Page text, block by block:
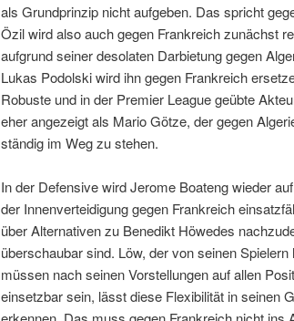
als Grundprinzip nicht aufgeben. Das spricht
Özil wird also auch gegen Frankreich zunächst
aufgrund seiner desolaten Darbietung gegen
Lukas Podolski wird ihn gegen Frankreich
Robuste und in der Premier League geübte
eher angezeigt als Mario Götze, der gegen
ständig im Weg zu stehen.
In der Defensive wird Jerome Boateng wieder
der Innenverteidigung gegen Frankreich
über Alternativen zu Benedikt Höwedes
überschaubar sind. Löw, der von seinen
müssen nach seinen Vorstellungen auf allen
einsetzbar sein, lässt diese Flexibilität in seinen